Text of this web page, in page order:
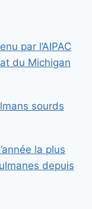
par l’AIPAC
du Michigan
sourds
la plus
depuis